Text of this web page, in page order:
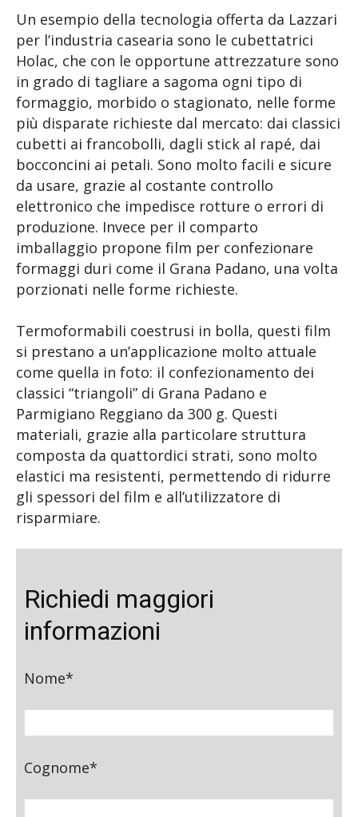
Un esempio della tecnologia offerta da Lazzari
per l’industria casearia sono le cubettatrici
Holac, che con le opportune attrezzature sono
in grado di tagliare a sagoma ogni tipo di
formaggio, morbido o stagionato, nelle forme
più disparate richieste dal mercato: dai classici
cubetti ai francobolli, dagli stick al rapé, dai
bocconcini ai petali. Sono molto facili e sicure
da usare, grazie al costante controllo
elettronico che impedisce rotture o errori di
produzione. Invece per il comparto
imballaggio propone film per confezionare
formaggi duri come il Grana Padano, una volta
porzionati nelle forme richieste.
Termoformabili coestrusi in bolla, questi film
si prestano a un’applicazione molto attuale
come quella in foto: il confezionamento dei
classici “triangoli” di Grana Padano e
Parmigiano Reggiano da 300 g. Questi
materiali, grazie alla particolare struttura
composta da quattordici strati, sono molto
elastici ma resistenti, permettendo di ridurre
gli spessori del film e all’utilizzatore di
risparmiare.
Richiedi maggiori
informazioni
Nome*
Cognome*